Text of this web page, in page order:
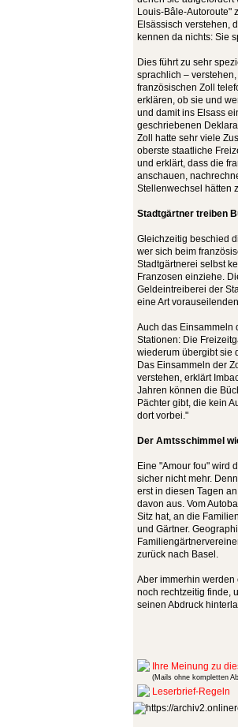
Louis-Bâle-Autoroute"
Elsässisch verstehen,
kennen da nichts: Sie
Dies führt zu sehr
sprachlich –
französischen Zoll
erklären, ob sie und
und damit ins Elsass
geschriebenen
Zoll hatte sehr viele
oberste staatliche
und erklärt, dass die
anschauen,
Stellenwechsel hätten
Stadtgärtner treiben
Gleichzeitig beschied
wer sich beim
Stadtgärtnerei selbst
Franzosen einziehe.
Geldeintreiberei der
eine Art
Auch das Einsammeln
Stationen: Die
wiederum übergibt sie
Das Einsammeln der
verstehen, erklärt
Jahren können die
Pächter gibt, die kein
dort vorbei."
Der Amtsschimmel
Eine "Amour fou" wird
sicher nicht mehr.
erst in diesen Tagen
davon aus. Vom
Sitz hat, an die
und Gärtner.
zurück nach Basel.
Aber immerhin
noch rechtzeitig finde,
seinen Abdruck
Ihre Meinung zu
(Mails ohne kompletten
Leserbrief-Regeln